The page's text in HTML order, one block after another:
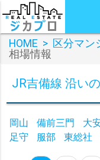
HOME > 区分マン
相場情報
JR吉備線 沿い
岡山 備前三門 大
足守
服部 東総社